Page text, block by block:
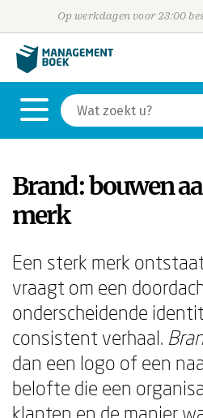
Op werkdagen voor 23:00
Brand: bouwen
merk
Een sterk merk
vraagt om een
onderscheidende
consistent verhaal.
dan een logo of een
belofte die een
klanten en de manier